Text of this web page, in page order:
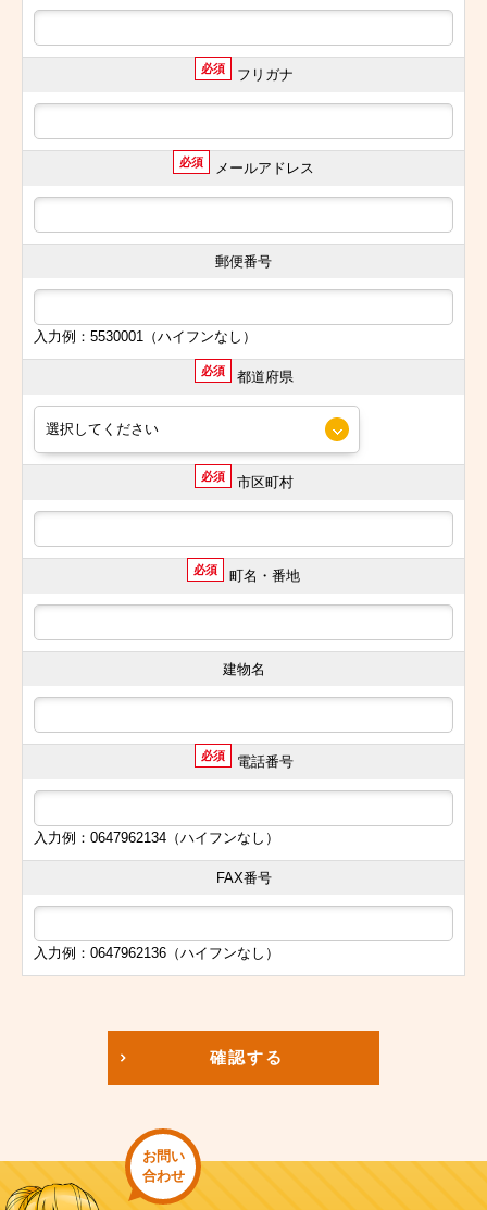
必須 フリガナ
必須 メールアドレス
郵便番号
入力例：5530001（ハイフンなし）
必須 都道府県
必須 市区町村
必須 町名・番地
建物名
必須 電話番号
入力例：0647962134（ハイフンなし）
FAX番号
入力例：0647962136（ハイフンなし）
確認する
お問い
合わせ